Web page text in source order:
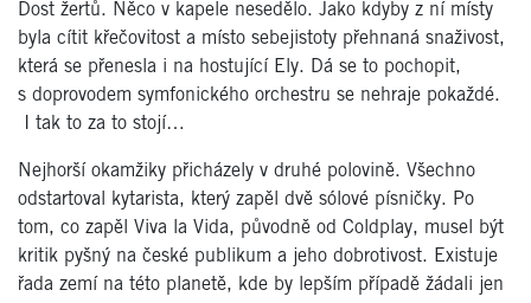
Dost žertů. Něco v kapele nesedělo. Jako kdyby z ní místy
byla cítit křečovitost a místo sebejistoty přehnaná snaživost,
která se přenesla i na hostující Ely. Dá se to pochopit,
s doprovodem symfonického orchestru se nehraje pokaždé.
I tak to za to stojí…
Nejhorší okamžiky přicházely v druhé polovině. Všechno
odstartoval kytarista, který zapěl dvě sólové písničky. Po
tom, co zapěl Viva la Vida, původně od Coldplay, musel být
kritik pyšný na české publikum a jeho dobrotivost. Existuje
řada zemí na této planetě, kde by lepším případě žádali jen